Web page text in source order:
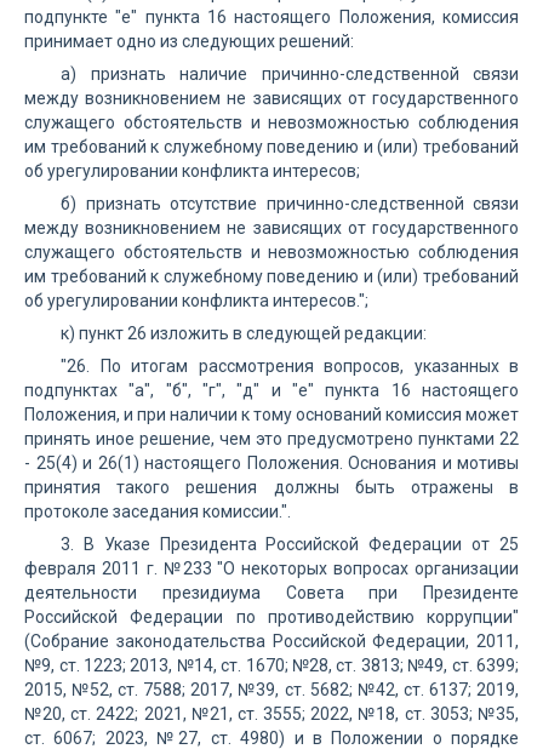
подпункте "е" пункта 16 настоящего Положения, комиссия
принимает одно из следующих решений:
а) признать наличие причинно-следственной связи
между возникновением не зависящих от государственного
служащего обстоятельств и невозможностью соблюдения
им требований к служебному поведению и (или) требований
об урегулировании конфликта интересов;
б) признать отсутствие причинно-следственной связи
между возникновением не зависящих от государственного
служащего обстоятельств и невозможностью соблюдения
им требований к служебному поведению и (или) требований
об урегулировании конфликта интересов.";
к) пункт 26 изложить в следующей редакции:
"26. По итогам рассмотрения вопросов, указанных в
подпунктах "а", "б", "г", "д" и "е" пункта 16 настоящего
Положения, и при наличии к тому оснований комиссия может
принять иное решение, чем это предусмотрено пунктами 22
- 25(4) и 26(1) настоящего Положения. Основания и мотивы
принятия такого решения должны быть отражены в
протоколе заседания комиссии.".
3. В Указе Президента Российской Федерации от 25
февраля 2011 г. №233 "О некоторых вопросах организации
деятельности президиума Совета при Президенте
Российской Федерации по противодействию коррупции"
(Собрание законодательства Российской Федерации, 2011,
№9, ст. 1223; 2013, №14, ст. 1670; №28, ст. 3813; №49, ст. 6399;
2015, №52, ст. 7588; 2017, №39, ст. 5682; №42, ст. 6137; 2019,
№20, ст. 2422; 2021, №21, ст. 3555; 2022, №18, ст. 3053; №35,
ст. 6067; 2023, №27, ст. 4980) и в Положении о порядке